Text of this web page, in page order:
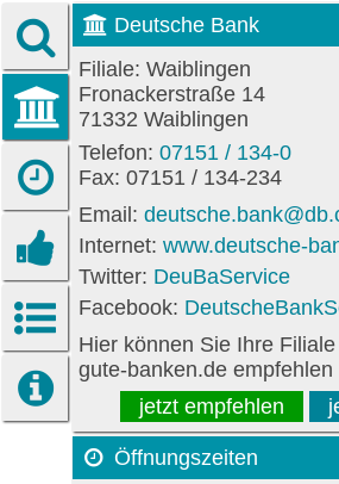
Deutsche Bank
Filiale: Waiblingen
Fronackerstraße 14
71332 Waiblingen
Telefon: 07151 / 134-0
Fax: 07151 / 134-234
Email:
Internet: www.deutsche-
Twitter: DeuBaService
Facebook:
Hier können Sie Ihre
gute-banken.de empfehlen
jetzt empfehlen
Öffnungszeiten